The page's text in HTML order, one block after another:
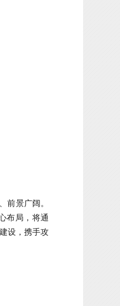
前景广阔。
布局，将通
设，携手攻